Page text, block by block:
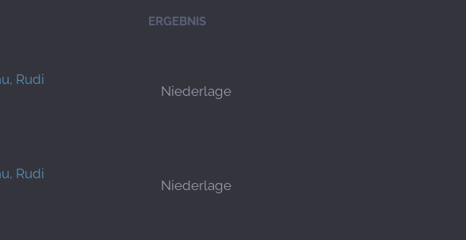
ERGEBNIS
Rudi
Niederlage
Rudi
Niederlage